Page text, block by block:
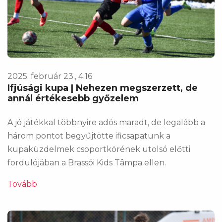
2025. február 23., 4:16
Ifjúsági kupa | Nehezen megszerzett, de
annál értékesebb győzelem
A jó játékkal többnyire adós maradt, de legalább a
három pontot begyűjtötte ificsapatunk a
kupaküzdelmek csoportkörének utolsó előtti
fordulójában a Brassói Kids Tâmpa ellen.
Tovább